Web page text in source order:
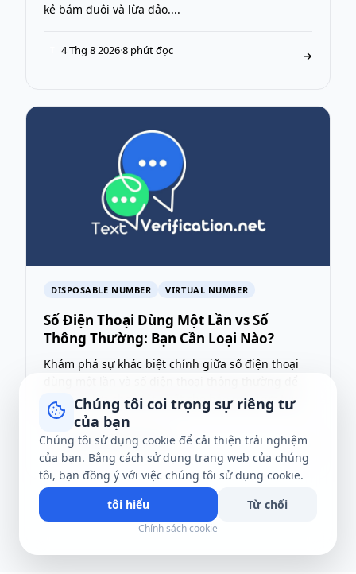
kẻ bám đuôi và lừa đảo....
4 Thg 8 2026·8 phút đọc →
DISPOSABLE NUMBER VIRTUAL NUMBER
Số Điện Thoại Dùng Một Lần vs Số
Thông Thường: Bạn Cần Loại Nào?
Khám phá sự khác biệt chính giữa số điện thoại
xác định lựa chọn tốt nhất cho bảo mật trực tuy...
T 4 Thg 8 2026·8 phút đọc →
Chúng tôi coi trọng sự riêng tư
của bạn
Chúng tôi sử dụng cookie để cải thiện trải nghiệm
của bạn. Bằng cách sử dụng trang web của chúng
tôi, bạn đồng ý với việc chúng tôi sử dụng cookie.
tôi hiểu
Từ chối
Chính sách cookie